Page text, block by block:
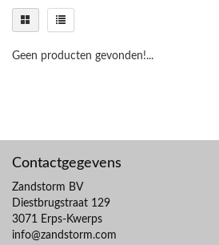
Geen producten gevonden!...
Contactgegevens
Zandstorm BV
Diestbrugstraat 129
3071 Erps-Kwerps
info@zandstorm.com